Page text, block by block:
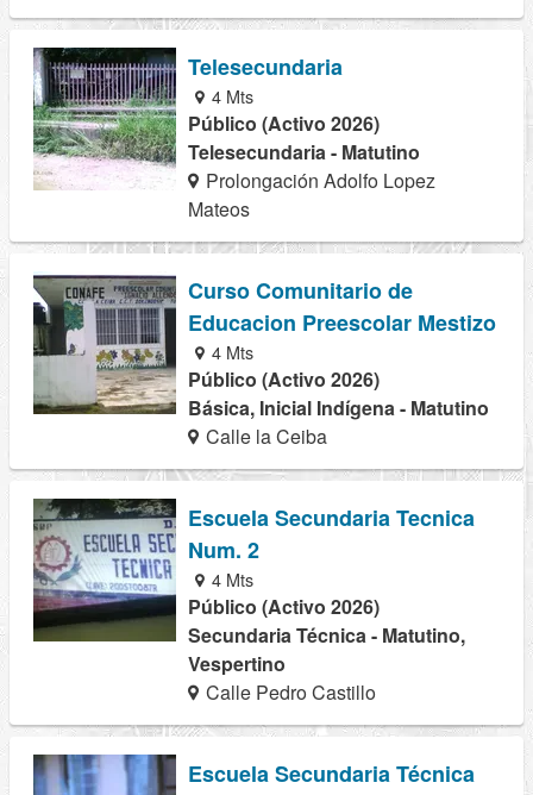
Telesecundaria
4 Mts
Público (Activo 2026)
Telesecundaria - Matutino
Prolongación Adolfo Lopez
Mateos
Curso Comunitario de
Educacion Preescolar Mestizo
4 Mts
Público (Activo 2026)
Básica, Inicial Indígena - Matutino
Calle la Ceiba
Escuela Secundaria Tecnica
Num. 2
4 Mts
Público (Activo 2026)
Secundaria Técnica - Matutino,
Vespertino
Calle Pedro Castillo
Escuela Secundaria Técnica